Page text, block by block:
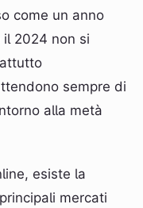
come un anno
2024 non si
sempre di
alla metà
esiste la
mercati